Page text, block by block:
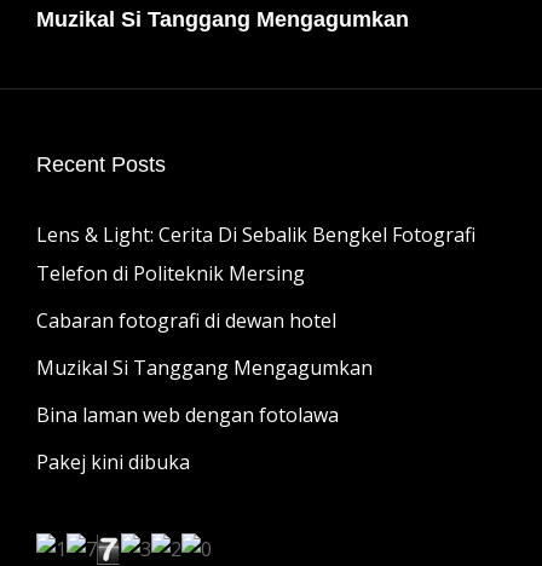
Post
Muzikal Si Tanggang Mengagumkan
Recent Posts
Lens & Light: Cerita Di Sebalik Bengkel Fotografi
Telefon di Politeknik Mersing
Cabaran fotografi di dewan hotel
Muzikal Si Tanggang Mengagumkan
Bina laman web dengan fotolawa
Pakej kini dibuka